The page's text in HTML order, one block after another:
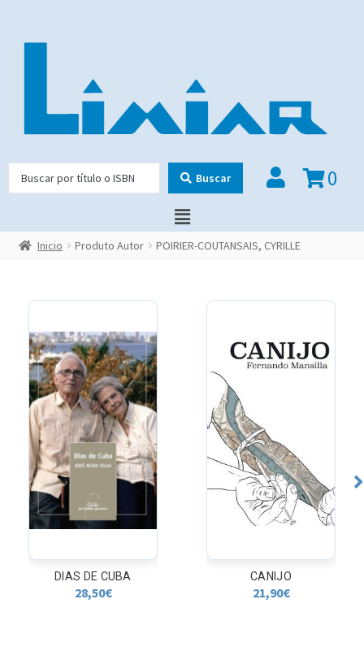
Buscar 0
Inicio Produto Autor POIRIER-COUTANSAIS, CYRILLE
DIAS DE CUBA
28,50€
CANIJO
21,90€